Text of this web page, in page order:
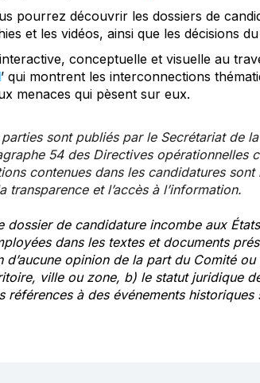
pourrez découvrir les dossiers de
et les vidéos, ainsi que les décisions du
conceptuelle et visuelle au
’ qui montrent les interconnections
menaces qui pèsent sur eux.
sont publiés par le Secrétariat de
54 des Directives opérationnelles
contenues dans les candidatures sont
et l’accès à l’information.
de candidature incombe aux
dans les textes et documents
opinion de la part du Comité ou
ville ou zone, b) le statut juridique
à des événements historiques